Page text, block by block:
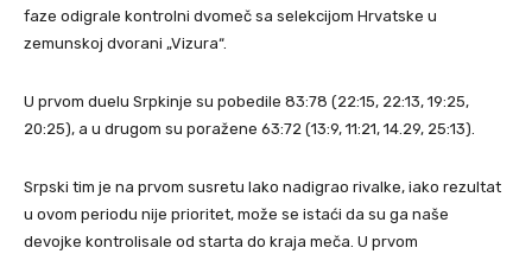
faze odigrale kontrolni dvomeč sa selekcijom Hrvatske u
zemunskoj dvorani „Vizura“.
U prvom duelu Srpkinje su pobedile 83:78 (22:15, 22:13, 19:25,
20:25), a u drugom su poražene 63:72 (13:9, 11:21, 14.29, 25:13).
Srpski tim je na prvom susretu lako nadigrao rivalke, iako rezultat
u ovom periodu nije prioritet, može se istaći da su ga naše
devojke kontrolisale od starta do kraja meča. U prvom